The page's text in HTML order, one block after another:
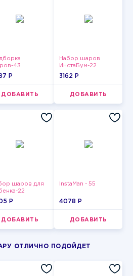
43
P
ДОБАВИТЬ
Набор шаров
ИнстаБум-22
3162 P
ДОБАВИТЬ
шаров для
22
P
ДОБАВИТЬ
InstaMan - 55
4078 P
ДОБАВИТЬ
ОТЛИЧНО ПОДОЙДЕТ